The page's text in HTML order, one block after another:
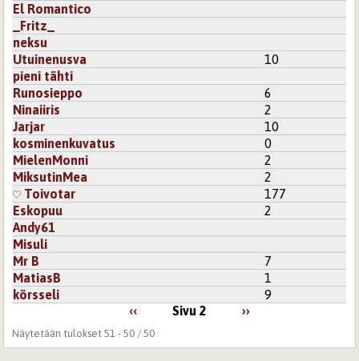
El Romantico
_Fritz_
neksu
Utuinenusva
10
pieni tähti
Runosieppo
6
Ninaiiris
2
Jarjar
10
kosminenkuvatus
0
MielenMonni
2
MiksutinMea
2
Toivotar
177
Eskopuu
2
Andy61
Misuli
Mr B
7
MatiasB
1
körsseli
9
‹‹
Sivu 2 ››
Näytetään tulokset 51 - 50 / 50